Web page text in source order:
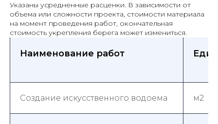
Указаны усредненные расценки. В зависимости от
объема или сложности проекта, стоимости материала
на момент проведения работ, окончательная
стоимость укрепления берега может измениться.
Наименование работ
Создание искусственного водоема м2